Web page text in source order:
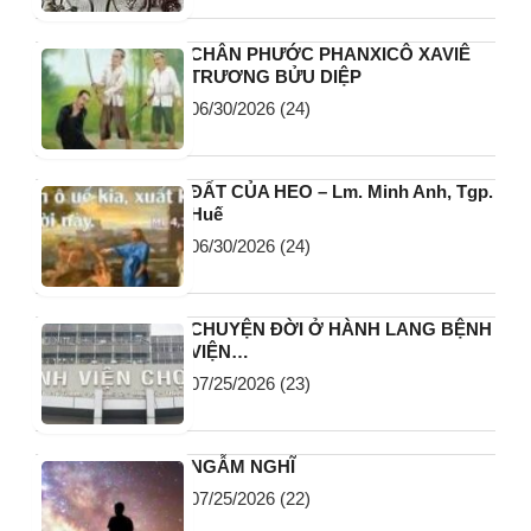
CHÂN PHƯỚC PHANXICÔ XAVIÊ
TRƯƠNG BỬU DIỆP
06/30/2026 (24)
ĐẤT CỦA HEO – Lm. Minh Anh, Tgp.
Huế
06/30/2026 (24)
CHUYỆN ĐỜI Ở HÀNH LANG BỆNH
VIỆN…
07/25/2026 (23)
NGẪM NGHĨ
07/25/2026 (22)